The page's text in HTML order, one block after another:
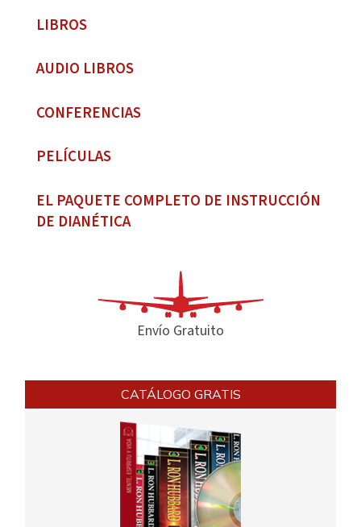
LIBROS
AUDIO LIBROS
CONFERENCIAS
PELÍCULAS
EL PAQUETE COMPLETO DE INSTRUCCIÓN
DE DIANÉTICA
Envío Gratuito
CATÁLOGO GRATIS